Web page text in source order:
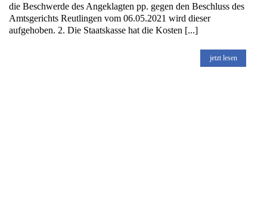
die Beschwerde des Angeklagten pp. gegen den Beschluss des
Amtsgerichts Reutlingen vom 06.05.2021 wird dieser
aufgehoben. 2. Die Staatskasse hat die Kosten [...]
jetzt lesen